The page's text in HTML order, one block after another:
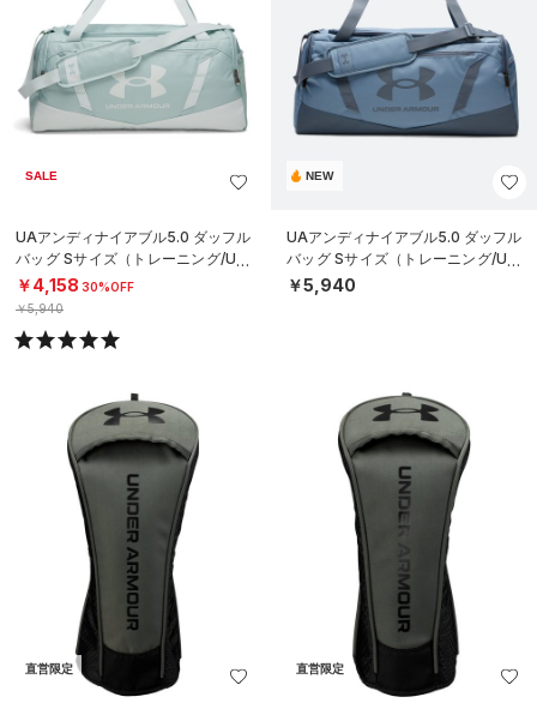
SALE
UAアンディナイアブル5.0 ダッフル
バッグ Sサイズ（トレーニング/UNI
SEX）
￥4,158 30%OFF
￥5,940
NEW
UAアンディナイアブル5.0 ダッフル
バッグ Sサイズ（トレーニング/UNI
SEX）
￥5,940
直営限定 直営限定